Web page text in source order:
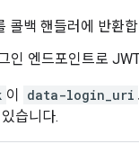
콜백 핸들러에 반환
인 엔드포인트로
이 data-login_uri
습니다.